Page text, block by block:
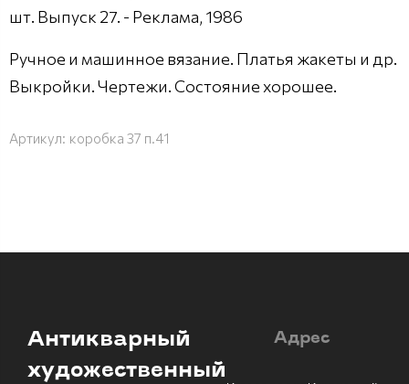
шт. Выпуск 27. - Реклама, 1986
Ручное и машинное вязание. Платья жакеты и др.
Выкройки. Чертежи. Состояние хорошее.
Артикул: коробка 37 п.41
Антикварный
художественный
Адрес